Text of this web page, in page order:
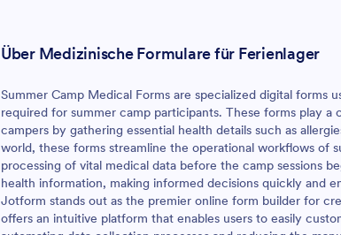
Über Medizinische Formulare für Ferienlager
Summer Camp Medical Forms are specialized digital forms
required for summer camp participants. These forms play
campers by gathering essential health details such as
world, these forms streamline the operational workflows of
processing of vital medical data before the camp sessions
health information, making informed decisions quickly and
Jotform stands out as the premier online form builder for
offers an intuitive platform that enables users to easily